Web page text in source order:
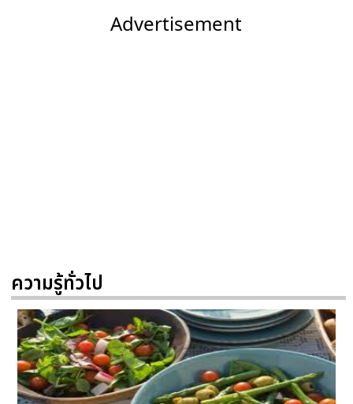
Advertisement
ความรู้ทั่วไป